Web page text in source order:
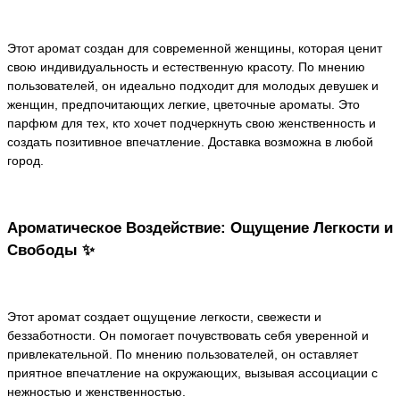
Этот аромат создан для современной женщины, которая ценит
свою индивидуальность и естественную красоту. По мнению
пользователей, он идеально подходит для молодых девушек и
женщин, предпочитающих легкие, цветочные ароматы. Это
парфюм для тех, кто хочет подчеркнуть свою женственность и
создать позитивное впечатление. Доставка возможна в любой
город.
Ароматическое Воздействие: Ощущение Легкости и
Свободы ✨
Этот аромат создает ощущение легкости, свежести и
беззаботности. Он помогает почувствовать себя уверенной и
привлекательной. По мнению пользователей, он оставляет
приятное впечатление на окружающих, вызывая ассоциации с
нежностью и женственностью.